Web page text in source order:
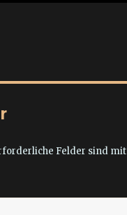
Felder sind mit